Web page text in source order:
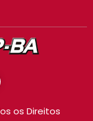
os Direitos